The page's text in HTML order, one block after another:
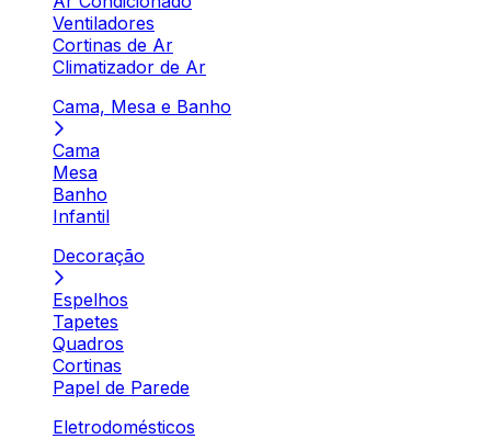
Ventiladores
Cortinas de Ar
Climatizador de Ar
Cama, Mesa e Banho
Cama
Mesa
Banho
Infantil
Decoração
Espelhos
Tapetes
Quadros
Cortinas
Papel de Parede
Eletrodomésticos